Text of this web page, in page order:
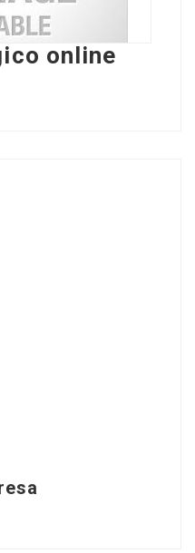
online